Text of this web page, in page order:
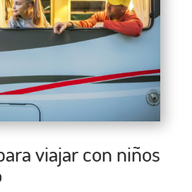
viajar con niños